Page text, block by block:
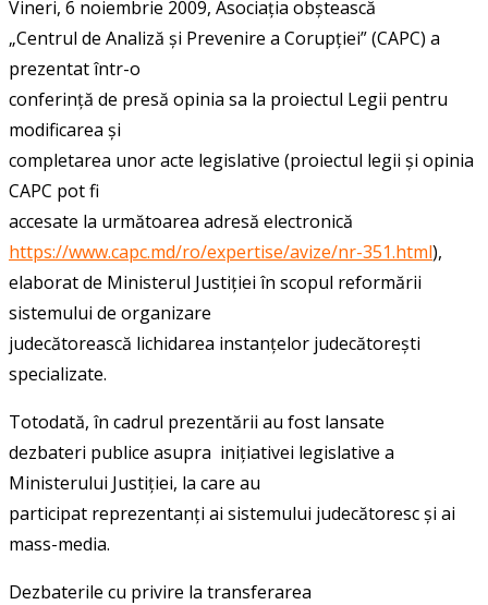
Vineri, 6 noiembrie 2009, Asociația obștească
„Centrul de Analiză și Prevenire a Corupției” (CAPC) a
prezentat într-o
conferință de presă opinia sa la proiectul Legii pentru
modificarea și
completarea unor acte legislative (proiectul legii și opinia
CAPC pot fi
accesate la următoarea adresă electronică
https://www.capc.md/ro/expertise/avize/nr-351.html),
elaborat de Ministerul Justiției în scopul reformării
sistemului de organizare
judecătorească lichidarea instanțelor judecătorești
specializate.
Totodată, în cadrul prezentării au fost lansate
dezbateri publice asupra inițiativei legislative a
Ministerului Justiției, la care au
participat reprezentanți ai sistemului judecătoresc și ai
mass-media.
Dezbaterile cu privire la transferarea